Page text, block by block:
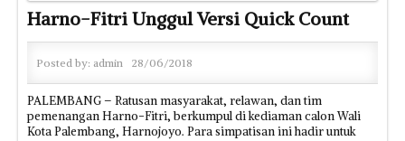
Harno-Fitri Unggul Versi Quick Count
Posted by: admin 28/06/2018
PALEMBANG – Ratusan masyarakat, relawan, dan tim
pemenangan Harno-Fitri, berkumpul di kediaman calon Wali
Kota Palembang, Harnojoyo. Para simpatisan ini hadir untuk